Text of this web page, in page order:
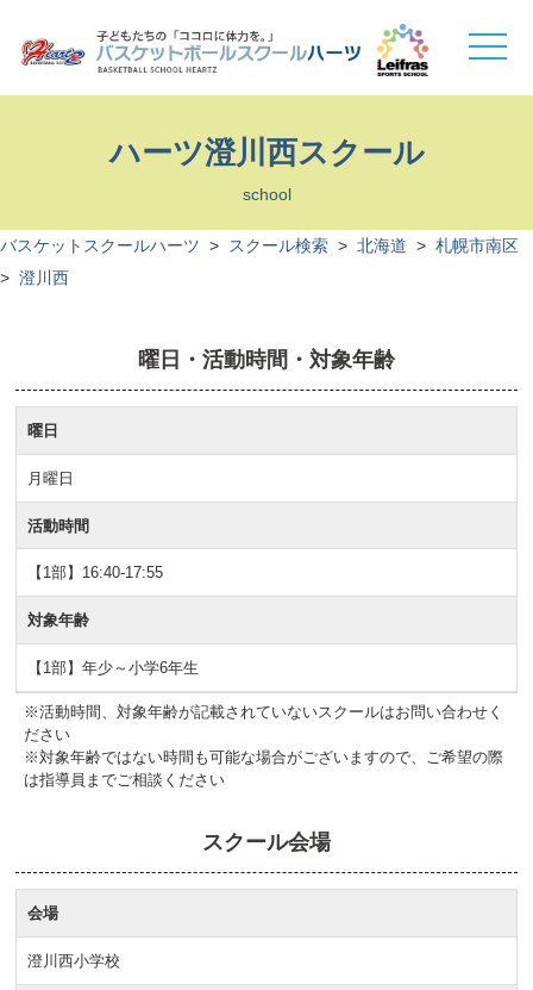
toggle
ハーツ澄川西スクール
school
バスケットスクールハーツ > スクール検索 > 北海道 > 札幌市南区
> 澄川西
曜日・活動時間・対象年齢
曜日
月曜日
活動時間
【1部】16:40-17:55
対象年齢
【1部】年少～小学6年生
※活動時間、対象年齢が記載されていないスクールはお問い合わせく
ださい
※対象年齢ではない時間も可能な場合がございますので、ご希望の際
は指導員までご相談ください
スクール会場
会場
澄川西小学校